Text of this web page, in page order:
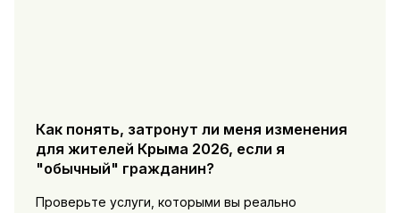
Как понять, затронут ли меня изменения
для жителей Крыма 2026, если я
"обычный" гражданин?
Проверьте услуги, которыми вы реально